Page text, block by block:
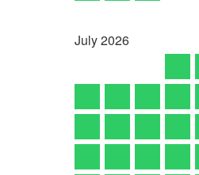
July2026